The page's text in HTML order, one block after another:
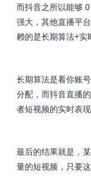
而抖音之所以能够
强大，其他直播平
赖的是长期算法+实
长期算法是看你账
分配，而抖音直播
者短视频的实时表
最后的结果就是，
量的短视频，只要